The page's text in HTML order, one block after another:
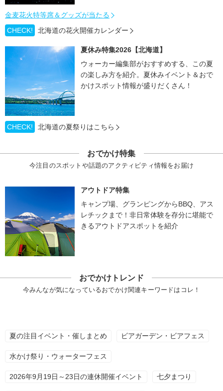
金麦花火特等席＆グッズが当たる
CHECK!
北海道の花火開催カレンダー
夏休み特集2026【北海道】
ウォーカー編集部がおすすめする、この夏
の楽しみ方を紹介。夏休みイベント＆おで
かけスポット情報が盛りだくさん！
CHECK! 北海道の夏祭りはこちら
おでかけ特集
今注目のスポットや話題のアクティビティ情報をお届け
アウトドア特集
キャンプ場、グランピングからBBQ、アス
レチックまで！非日常体験を存分に堪能で
きるアウトドアスポットを紹介
おでかけトレンド
今みんなが気になっているおでかけ関連キーワードはコレ！
夏の注目イベント・催しまとめ ビアガーデン・ビアフェス
水かけ祭り・ウォーターフェス
2026年9月19日～23日の連休開催イベント 七夕まつり